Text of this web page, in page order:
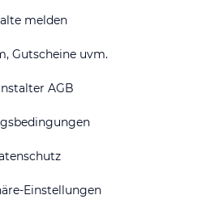
melden
Gutscheine uvm.
AGB
Einstellungen